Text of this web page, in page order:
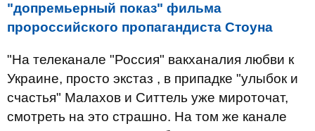
"допремьерный показ" фильма
пророссийского пропагандиста Стоуна
"На телеканале "Россия" вакханалия любви к
Украине, просто экстаз , в припадке "улыбок и
счастья" Малахов и Ситтель уже мироточат,
смотреть на это страшно. На том же канале